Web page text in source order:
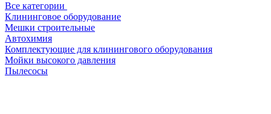
Все категории
Клининговое оборудование
Мешки строительные
Автохимия
Комплектующие для клинингового оборудования
Мойки высокого давления
Пылесосы